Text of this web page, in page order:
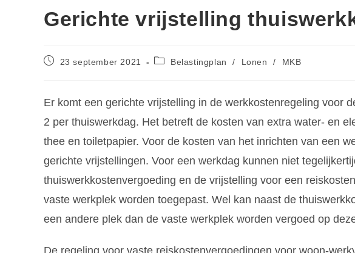
Gerichte vrijstelling
23 september 2021 Belastingplan / Lonen / MKB
Er komt een gerichte vrijstelling in de werkkostenregeling voor
2 per thuiswerkdag. Het betreft de kosten van extra water- en
thee en toiletpapier. Voor de kosten van het inrichten van een
gerichte vrijstellingen. Voor een werkdag kunnen niet
thuiswerkkostenvergoeding en de vrijstelling voor een
vaste werkplek worden toegepast. Wel kan naast de
een andere plek dan de vaste werkplek worden vergoed op